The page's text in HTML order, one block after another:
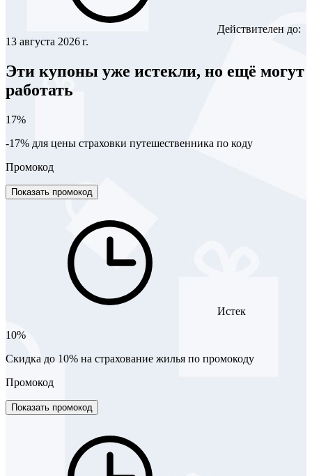
Действителен до:
13 августа 2026 г.
Эти купоны уже истекли, но ещё могут
работать
17%
-17% для цены страховки путешественника по коду
Промокод
Показать промокод
Истек
10%
Скидка до 10% на страхование жилья по промокоду
Промокод
Показать промокод